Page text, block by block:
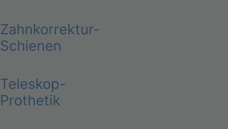
Zahnkorrektur-
Schienen
Teleskop-
Prothetik